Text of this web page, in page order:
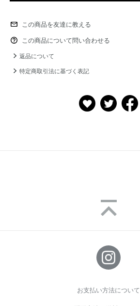
この商品を友達に教える
この商品について問い合わせる
返品について
特定商取引法に基づく表記
お支払い方法について